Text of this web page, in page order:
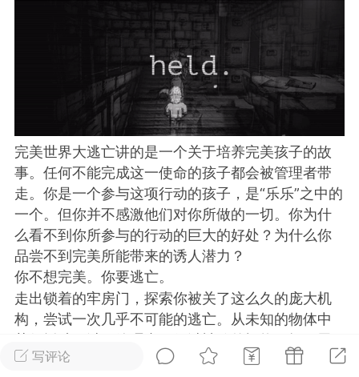
在线 小黑屋
直播
极品会员 靓号
黑凤梨
电脑端 外挂制作
该内容只允许登录的用户查看
写评论
完美世界大逃亡讲的是一个关于培养完美孩子的故
事。任何不能完成这一使命的孩子都会被管理者带
走。你是一个参与这项行动的孩子，是“乐乐”之中的
一个。但你并不感激他们对你所做的一切。你为什
么看不到你所参与的行动的巨大的好处？为什么你
品尝不到完美所能带来的诱人潜力？
你不想完美。你要逃亡。
走出锁着的牢房门，探索你被关了这么久的庞大机
构，尝试一次几乎不可能的逃亡。从未知的物体中
暗的秘密，最重要的是-生存下来。